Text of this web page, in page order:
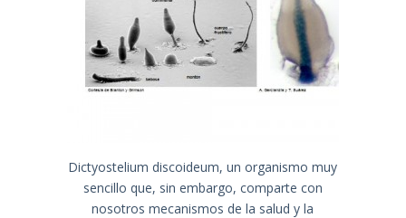
Dictyostelium discoideum, un organismo muy
sencillo que, sin embargo, comparte con
nosotros mecanismos de la salud y la